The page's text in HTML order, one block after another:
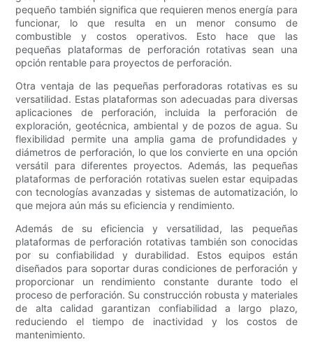
pequeño también significa que requieren menos energía para
funcionar, lo que resulta en un menor consumo de
combustible y costos operativos. Esto hace que las
pequeñas plataformas de perforación rotativas sean una
opción rentable para proyectos de perforación.
Otra ventaja de las pequeñas perforadoras rotativas es su
versatilidad. Estas plataformas son adecuadas para diversas
aplicaciones de perforación, incluida la perforación de
exploración, geotécnica, ambiental y de pozos de agua. Su
flexibilidad permite una amplia gama de profundidades y
diámetros de perforación, lo que los convierte en una opción
versátil para diferentes proyectos. Además, las pequeñas
plataformas de perforación rotativas suelen estar equipadas
con tecnologías avanzadas y sistemas de automatización, lo
que mejora aún más su eficiencia y rendimiento.
Además de su eficiencia y versatilidad, las pequeñas
plataformas de perforación rotativas también son conocidas
por su confiabilidad y durabilidad. Estos equipos están
diseñados para soportar duras condiciones de perforación y
proporcionar un rendimiento constante durante todo el
proceso de perforación. Su construcción robusta y materiales
de alta calidad garantizan confiabilidad a largo plazo,
reduciendo el tiempo de inactividad y los costos de
mantenimiento.